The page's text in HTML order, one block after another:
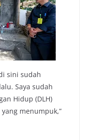
sini sudah
Saya sudah
Hidup (DLH)
menumpuk,”